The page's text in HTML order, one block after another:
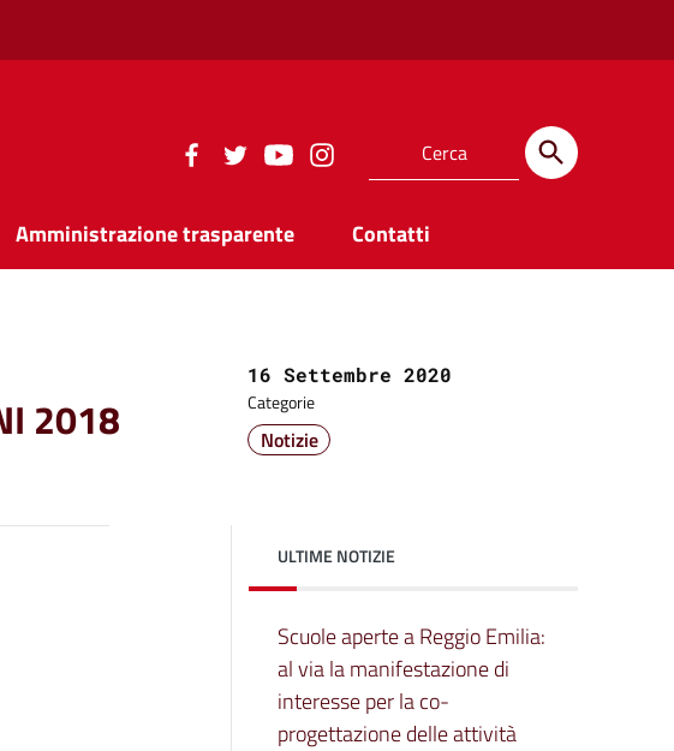
Amministrazione trasparente Contatti
2018
Data:
16 Settembre 2020
Categorie
Notizie
ULTIME NOTIZIE
Scuole aperte a Reggio Emilia:
al via la manifestazione di
interesse per la co-
progettazione delle attività